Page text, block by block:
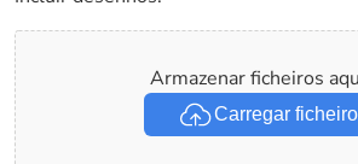
Armazenar ficheiros
Carregar